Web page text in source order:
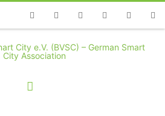
TelefonFacebookTwitterYoutubeInstagramLinkedin